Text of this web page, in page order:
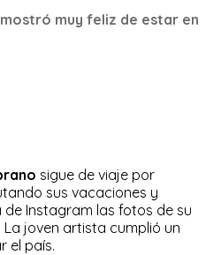
muy feliz de estar en
sigue de viaje por
sus vacaciones y
Instagram las fotos de su
joven artista cumplió un
el país.